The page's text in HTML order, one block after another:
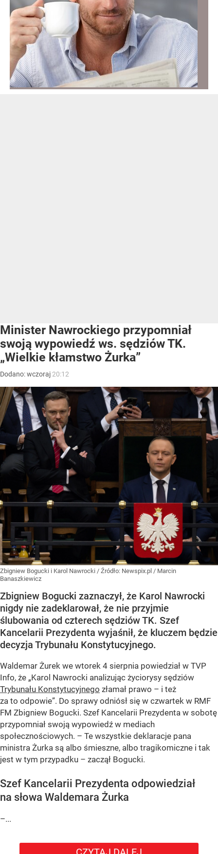
Minister Nawrockiego przypomniał
swoją wypowiedź ws. sędziów TK.
„Wielkie kłamstwo Żurka”
Dodano:wczoraj 20:12
Zbigniew Bogucki i Karol Nawrocki / Źródło: Newspix.pl / Marcin
Banaszkiewicz
Zbigniew Bogucki zaznaczył, że Karol Nawrocki
nigdy nie zadeklarował, że nie przyjmie
ślubowania od czterech sędziów TK. Szef
Kancelarii Prezydenta wyjaśnił, że kluczem będzie
decyzja Trybunału Konstytucyjnego.
Waldemar Żurek we wtorek 4 sierpnia powiedział w TVP
Info, że „Karol Nawrocki analizując życiorysy sędziów
Trybunału Konstytucyjnego złamał prawo – i też
za to odpowie”. Do sprawy odniósł się w czwartek w RMF
FM Zbigniew Bogucki. Szef Kancelarii Prezydenta w sobotę
przypomniał swoją wypowiedź w mediach
społecznościowych. – Te wszystkie deklaracje pana
ministra Żurka są albo śmieszne, albo tragikomiczne i tak
jest w tym przypadku – zaczął Bogucki.
Szef Kancelarii Prezydenta odpowiedział
na słowa Waldemara Żurka
–...